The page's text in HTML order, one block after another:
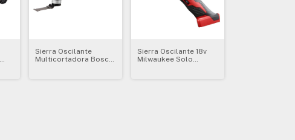
Sierra Oscilante
Multicortadora Bosch
Sierra Oscilante 18v
Milwaukee Solo